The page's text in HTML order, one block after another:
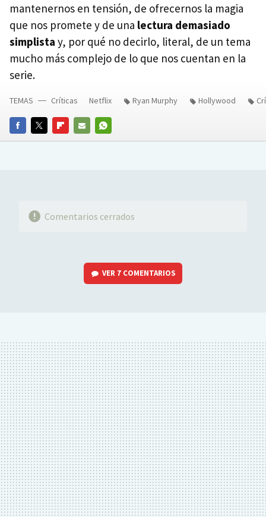
mantenernos en tensión, de ofrecernos la magia
que nos promete y de una lectura demasiado
simplista y, por qué no decirlo, literal, de un tema
mucho más complejo de lo que nos cuentan en la
serie.
FACEBOOKTWITTERFLIPBOARD
E-
WHATSAPP
TEMAS Críticas Netflix Ryan Murphy Hollywood
Comentarios cerrados
VER 7 COMENTARIOS